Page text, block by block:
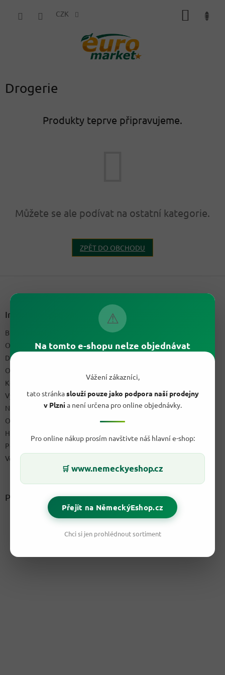
⚠
Na tomto e-shopu nelze objednávat
Vážení zákazníci,
tato stránkaslouží pouze jako podpora naší prodejny
v Plznia není určena pro online objednávky.
Pro online nákup prosím navštivte náš hlavní e-shop:
🛒 www.nemeckyeshop.cz
Přejít na NěmeckýEshop.cz
Chci si jen prohlédnout sortiment
CZK
Drogerie
Produkty teprve připravujeme.
Můžete se ale podívat na ostatní kategorie.
ZPĚT DO OBCHODU
Informace pro vás
Blog a recepty
O nás
Doprava & platby
Obchodní podmínky
Kontakty
Výdejní místo
Napište nám
Ochrana osobních údajů GDPR
Hodnocení obchodu
Podmínky uplatnění práv z vadného plnění a reklamační řád
Velkoobchod
Přijímáme online platby